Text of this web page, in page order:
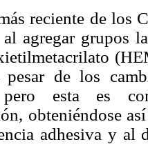
reciente de los
al agregar grupos
de los
pero esta es
obteniéndose
adhesiva y al